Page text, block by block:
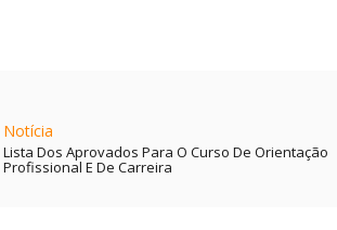
Notícia
Lista Dos Aprovados Para O Curso De Orientação
Profissional E De Carreira